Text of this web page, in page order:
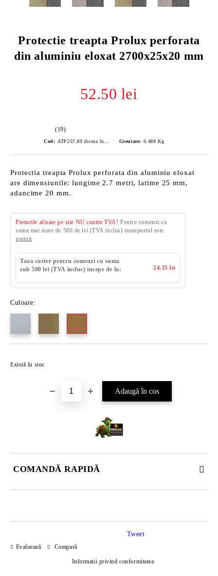
Protectie treapta Prolux perforata
din aluminiu eloxat 2700x25x20 mm
52.50 lei
(19)
Cod: Greutate: 0.488 Kg
Protectia treapta Prolux perforata din aluminiu eloxat
are dimensiunile: lungime 2.7 metri, latime 25 mm,
adancime 20 mm.
Preturile afisate pe site NU contin TVA! Pentru comenzi cu
suma mai mare de 500 de lei (TVA inclus) transportul este
gratuit
Taxa curier pentru comenzi cu suma
sub 500 lei (TVA inclus) incepe de la:
24.35 lei
Culoare:
Există în stoc
COMANDĂ RAPIDĂ
Evaluează Compară
Informatii privind conformitatea
Tweet